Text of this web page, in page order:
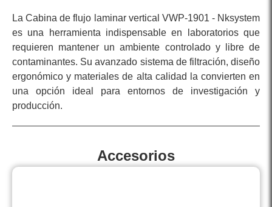
La Cabina de flujo laminar vertical VWP-1901 - Nksystem
es una herramienta indispensable en laboratorios que
requieren mantener un ambiente controlado y libre de
contaminantes. Su avanzado sistema de filtración, diseño
ergonómico y materiales de alta calidad la convierten en
una opción ideal para entornos de investigación y
producción.
Accesorios